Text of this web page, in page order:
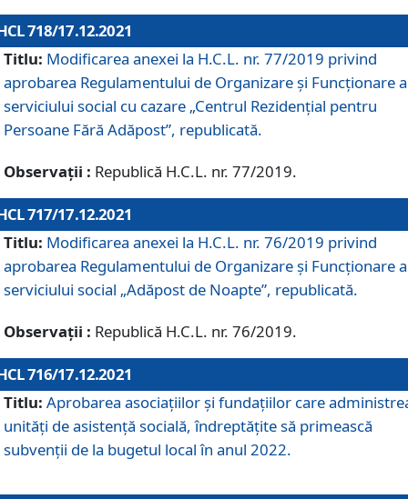
718/17.12.2021
Titlu: Modificarea anexei la H.C.L. nr. 77/2019 privind
aprobarea Regulamentului de Organizare și Funcționare
serviciului social cu cazare „Centrul Rezidențial pentru
Persoane Fără Adăpost”, republicată.
Observații : Republică H.C.L. nr. 77/2019.
717/17.12.2021
Titlu: Modificarea anexei la H.C.L. nr. 76/2019 privind
aprobarea Regulamentului de Organizare şi Funcționare
serviciului social „Adăpost de Noapte”, republicată.
Observații : Republică H.C.L. nr. 76/2019.
716/17.12.2021
Titlu: Aprobarea asociaţiilor şi fundaţiilor care
unităţi de asistenţă socială, îndreptăţite să primească
subvenţii de la bugetul local în anul 2022.